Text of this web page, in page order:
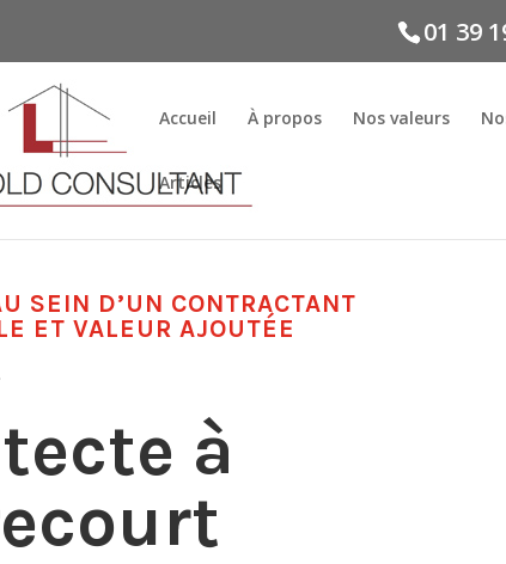
01 39
Accueil À propos Nos valeurs
Articles
SEIN D’UN CONTRACTANT
ET VALEUR AJOUTÉE
à